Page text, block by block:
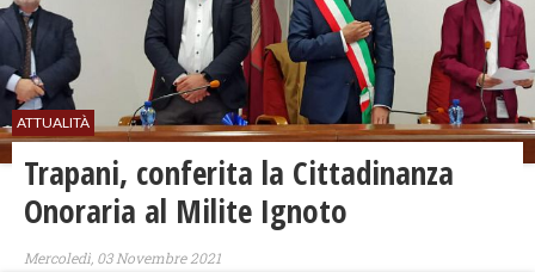
ATTUALITÀ
​Trapani, conferita la Cittadinanza
Onoraria al Milite Ignoto
Mercoledì, 03 Novembre 2021